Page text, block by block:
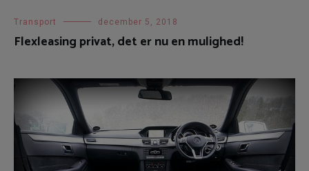
Transport december 5, 2018
Flexleasing privat, det er nu en mulighed!